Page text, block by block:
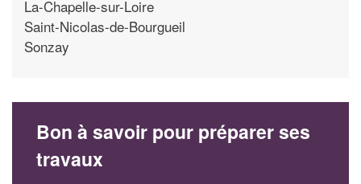
La-Chapelle-sur-Loire
Saint-Nicolas-de-Bourgueil
Sonzay
Bon à savoir pour préparer ses
travaux